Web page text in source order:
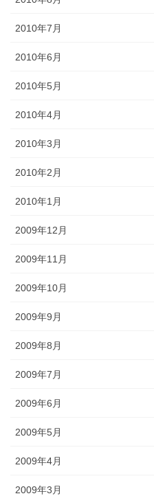
2010年7月
2010年6月
2010年5月
2010年4月
2010年3月
2010年2月
2010年1月
2009年12月
2009年11月
2009年10月
2009年9月
2009年8月
2009年7月
2009年6月
2009年5月
2009年4月
2009年3月